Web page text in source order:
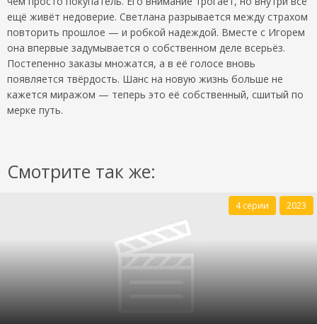
ещё живёт недоверие. Светлана разрывается между страхом
повторить прошлое — и робкой надеждой. Вместе с Игорем
она впервые задумывается о собственном деле всерьёз.
Постепенно заказы множатся, а в её голосе вновь
появляется твёрдость. Шанс на новую жизнь больше не
кажется миражом — теперь это её собственный, сшитый по
мерке путь.
Смотрите так же:
4 серии 2023